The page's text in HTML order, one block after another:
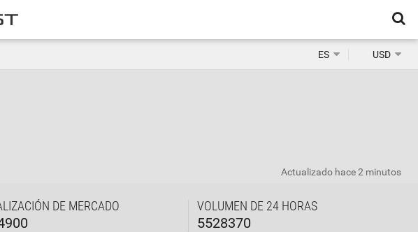
ES USD
DE MERCADO VOLUMEN DE 24 HORAS
5528370
Actualizado hace 2 minutos